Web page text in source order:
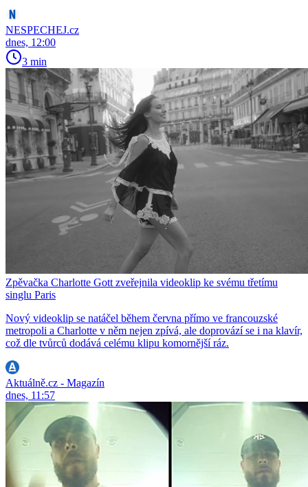
NESPECHEJ.cz
dnes, 12:00
3 min
Zpěvačka Charlotte Gott zveřejnila videoklip ke svému třetímu
singlu Paris
Nový videoklip se natáčel během června přímo ve francouzské
metropoli a Charlotte v něm nejen zpívá, ale doprovází se i na klavír,
což dle tvůrců dodává celému klipu komornější ráz.
Aktuálně.cz - Magazín
dnes, 11:57